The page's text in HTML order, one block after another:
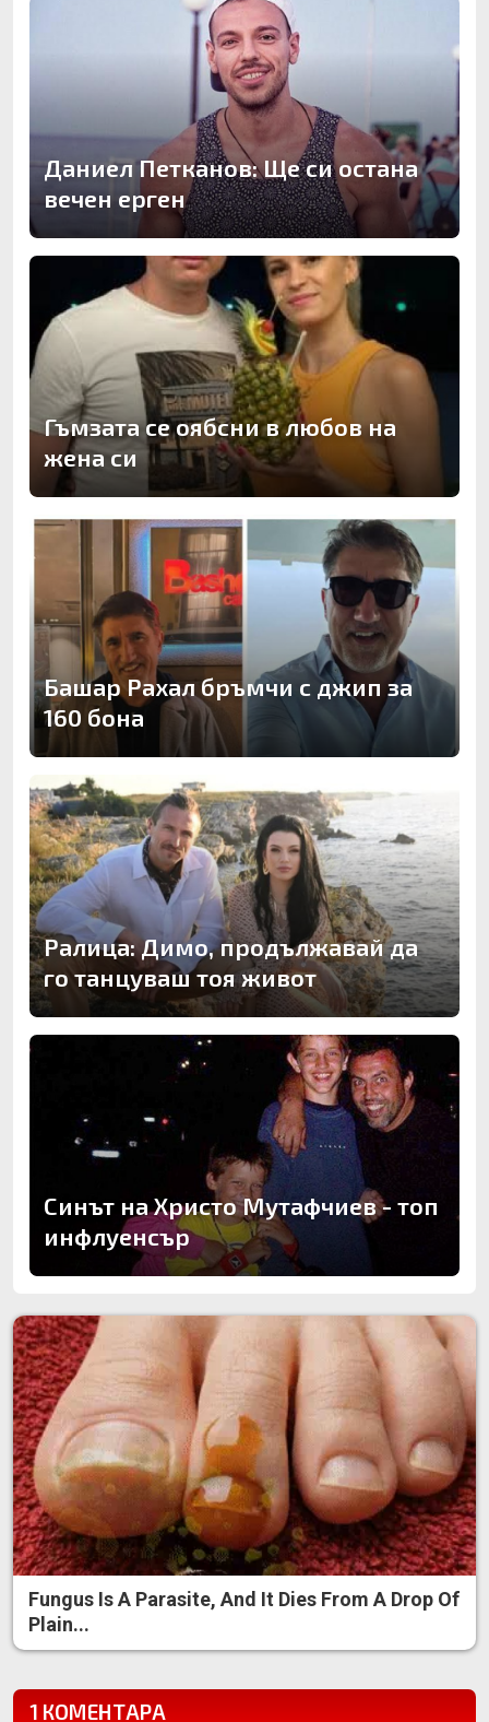
Даниел Петканов: Ще си остана
вечен ерген
Гъмзата се оябсни в любов на
жена си
Башар Рахал бръмчи с джип за
160 бона
Ралица: Димо, продължавай да
го танцуваш тоя живот
Синът на Христо Мутафчиев - топ
инфлуенсър
Fungus Is A Parasite, And It Dies From A Drop Of
Plain...
1 КОМЕНТАРА